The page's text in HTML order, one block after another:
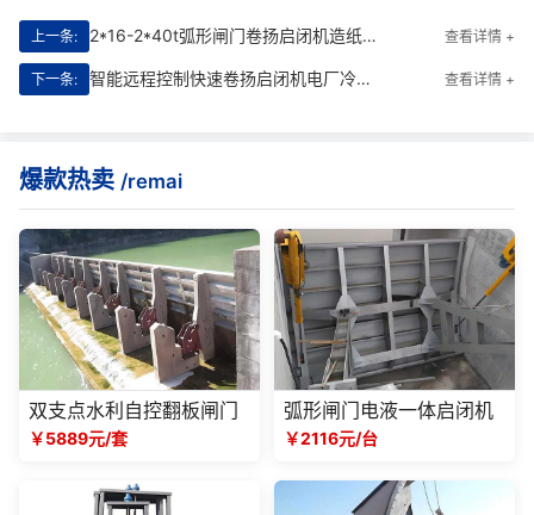
上一条: 2*16-2*40t弧形闸门卷扬启闭机造纸厂废水渠道电气接线原理图|智能联动·**控流的工程心脏 查看详情 +
下一条: 智能远程控制快速卷扬启闭机电厂冷却水渠道|**智控新标杆 查看详情 +
爆款热卖 /remai
双支点水利自控翻板闸门
￥5889元/套
弧形闸门电液一体启闭机
￥2116元/台